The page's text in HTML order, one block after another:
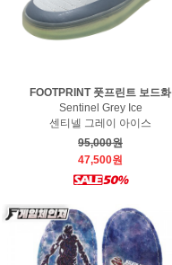
FOOTPRINT 풋프린트 보드화
Sentinel Grey Ice
센티넬 그레이 아이스
95,000원
47,500원